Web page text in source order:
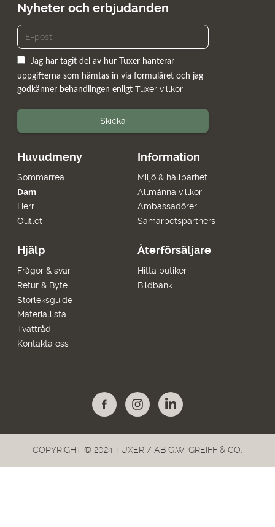
Huvudmeny
Sommarrea
Dam
Herr
Outlet
Information
Miljö & hållbarhet
Allmänna villkor
Ambassadörer
Samarbetspartners
Hjälp
Frågor & svar
Retur & Byte
Storleksguide
Materiallista
Tvättråd
Kontakta oss
Återförsäljare
Hitta butiker
Bildbank
Nyheter och erbjudanden
Jag har tagit del av hur Tuxer hanterar
uppgifterna som hämtas in via formuläret och jag
godkänner behandlingen enligt Tuxer villkor
Skicka
COPYRIGHT © 2024 TUXER / AB G.W. GREIFF & CO.